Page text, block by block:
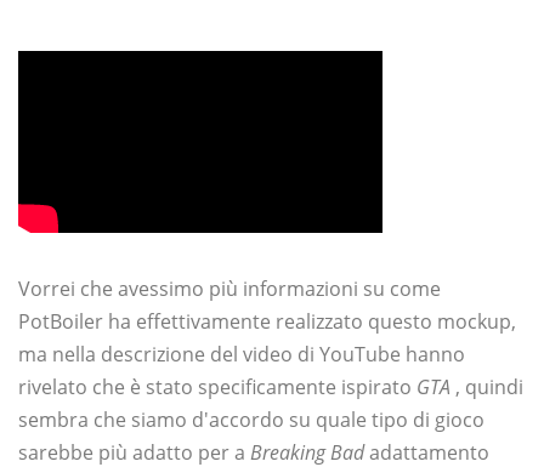
Vorrei che avessimo più informazioni su come
PotBoiler ha effettivamente realizzato questo mockup,
ma nella descrizione del video di YouTube hanno
rivelato che è stato specificamente ispirato GTA , quindi
sembra che siamo d'accordo su quale tipo di gioco
sarebbe più adatto per a Breaking Badadattamento